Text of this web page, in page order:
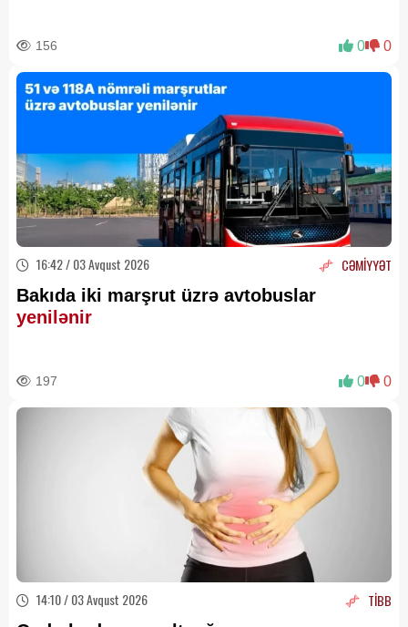
156 0 0
16:42 / 03 Avqust 2026 CƏMİYYƏT
Bakıda iki marşrut üzrə avtobuslar
yenilənir
197 0 0
14:10 / 03 Avqust 2026 TİBB